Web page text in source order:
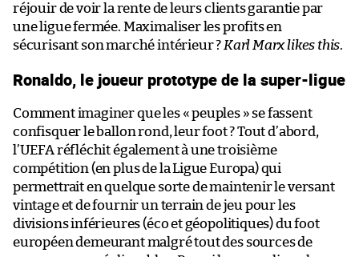
réjouir de voir la rente de leurs clients garantie par
une ligue fermée. Maximaliser les profits en
sécurisant son marché intérieur ? Karl Marx likes this.
Ronaldo, le joueur prototype de la super-ligue
Comment imaginer que les « peuples » se fassent
confisquer le ballon rond, leur foot ? Tout d’abord,
l’UEFA réfléchit également à une troisième
compétition (en plus de la Ligue Europa) qui
permettrait en quelque sorte de maintenir le versant
vintage et de fournir un terrain de jeu pour les
divisions inférieures (éco et géopolitiques) du foot
européen demeurant malgré tout des sources de